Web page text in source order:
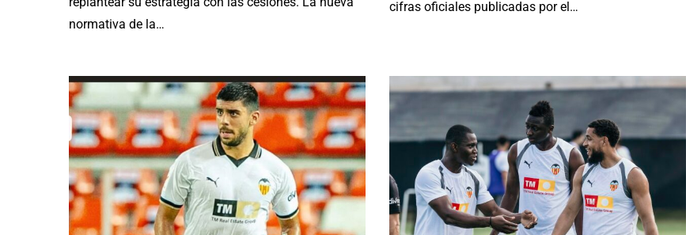
normativa de la…
cifras oficiales publicadas por el…